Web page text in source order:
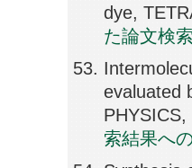
dye,
た論文検
evaluated
索結果へ